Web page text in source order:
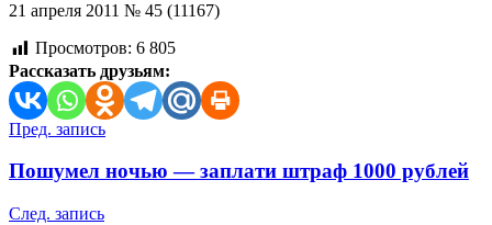
21 апреля 2011 № 45 (11167)
Просмотров: 6 805
Рассказать друзьям:
Навигация
по
записям
Пред. запись
Пошумел ночью — заплати штраф 1000 рублей
След. запись